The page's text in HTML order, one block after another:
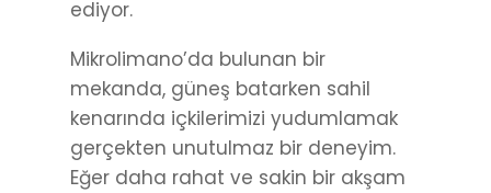
ediyor.
Mikrolimano’da bulunan bir
mekanda, güneş batarken sahil
kenarında içkilerimizi yudumlamak
gerçekten unutulmaz bir deneyim.
Eğer daha rahat ve sakin bir akşam